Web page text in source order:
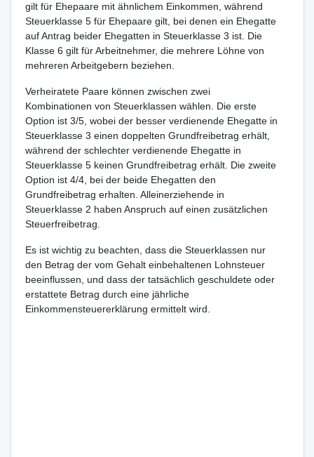
gilt für Ehepaare mit ähnlichem Einkommen, während
Steuerklasse 5 für Ehepaare gilt, bei denen ein Ehegatte
auf Antrag beider Ehegatten in Steuerklasse 3 ist. Die
Klasse 6 gilt für Arbeitnehmer, die mehrere Löhne von
mehreren Arbeitgebern beziehen.
Verheiratete Paare können zwischen zwei
Kombinationen von Steuerklassen wählen. Die erste
Option ist 3/5, wobei der besser verdienende Ehegatte in
Steuerklasse 3 einen doppelten Grundfreibetrag erhält,
während der schlechter verdienende Ehegatte in
Steuerklasse 5 keinen Grundfreibetrag erhält. Die zweite
Option ist 4/4, bei der beide Ehegatten den
Grundfreibetrag erhalten. Alleinerziehende in
Steuerklasse 2 haben Anspruch auf einen zusätzlichen
Steuerfreibetrag.
Es ist wichtig zu beachten, dass die Steuerklassen nur
den Betrag der vom Gehalt einbehaltenen Lohnsteuer
beeinflussen, und dass der tatsächlich geschuldete oder
erstattete Betrag durch eine jährliche
Einkommensteuererklärung ermittelt wird.